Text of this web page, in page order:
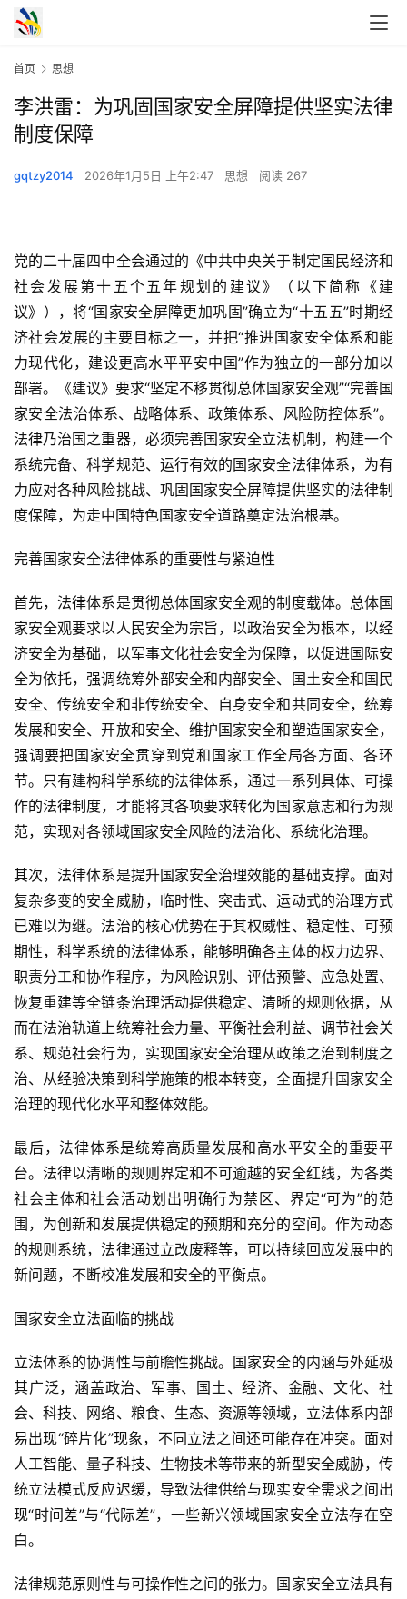
首页 思想
李洪雷：为巩固国家安全屏障提供坚实法律
制度保障
gqtzy2014 2026年1月5日 上午2:47 思想 阅读 267
党的二十届四中全会通过的《中共中央关于制定国民经济和
社会发展第十五个五年规划的建议》（以下简称《建
议》），将“国家安全屏障更加巩固”确立为“十五五”时期经
济社会发展的主要目标之一，并把“推进国家安全体系和能
力现代化，建设更高水平平安中国”作为独立的一部分加以
部署。《建议》要求“坚定不移贯彻总体国家安全观”“完善国
家安全法治体系、战略体系、政策体系、风险防控体系”。
法律乃治国之重器，必须完善国家安全立法机制，构建一个
系统完备、科学规范、运行有效的国家安全法律体系，为有
力应对各种风险挑战、巩固国家安全屏障提供坚实的法律制
度保障，为走中国特色国家安全道路奠定法治根基。
完善国家安全法律体系的重要性与紧迫性
首先，法律体系是贯彻总体国家安全观的制度载体。总体国
家安全观要求以人民安全为宗旨，以政治安全为根本，以经
济安全为基础，以军事文化社会安全为保障，以促进国际安
全为依托，强调统筹外部安全和内部安全、国土安全和国民
安全、传统安全和非传统安全、自身安全和共同安全，统筹
发展和安全、开放和安全、维护国家安全和塑造国家安全，
强调要把国家安全贯穿到党和国家工作全局各方面、各环
节。只有建构科学系统的法律体系，通过一系列具体、可操
作的法律制度，才能将其各项要求转化为国家意志和行为规
范，实现对各领域国家安全风险的法治化、系统化治理。
其次，法律体系是提升国家安全治理效能的基础支撑。面对
复杂多变的安全威胁，临时性、突击式、运动式的治理方式
已难以为继。法治的核心优势在于其权威性、稳定性、可预
期性，科学系统的法律体系，能够明确各主体的权力边界、
职责分工和协作程序，为风险识别、评估预警、应急处置、
恢复重建等全链条治理活动提供稳定、清晰的规则依据，从
而在法治轨道上统筹社会力量、平衡社会利益、调节社会关
系、规范社会行为，实现国家安全治理从政策之治到制度之
治、从经验决策到科学施策的根本转变，全面提升国家安全
治理的现代化水平和整体效能。
最后，法律体系是统筹高质量发展和高水平安全的重要平
台。法律以清晰的规则界定和不可逾越的安全红线，为各类
社会主体和社会活动划出明确行为禁区、界定“可为”的范
围，为创新和发展提供稳定的预期和充分的空间。作为动态
的规则系统，法律通过立改废释等，可以持续回应发展中的
新问题，不断校准发展和安全的平衡点。
国家安全立法面临的挑战
立法体系的协调性与前瞻性挑战。国家安全的内涵与外延极
其广泛，涵盖政治、军事、国土、经济、金融、文化、社
会、科技、网络、粮食、生态、资源等领域，立法体系内部
易出现“碎片化”现象，不同立法之间还可能存在冲突。面对
人工智能、量子科技、生物技术等带来的新型安全威胁，传
统立法模式反应迟缓，导致法律供给与现实安全需求之间出
现“时间差”与“代际差”，一些新兴领域国家安全立法存在空
白。
法律规范原则性与可操作性之间的张力。国家安全立法具有